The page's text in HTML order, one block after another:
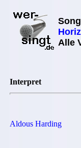
Alle
Interpret
Aldous Harding